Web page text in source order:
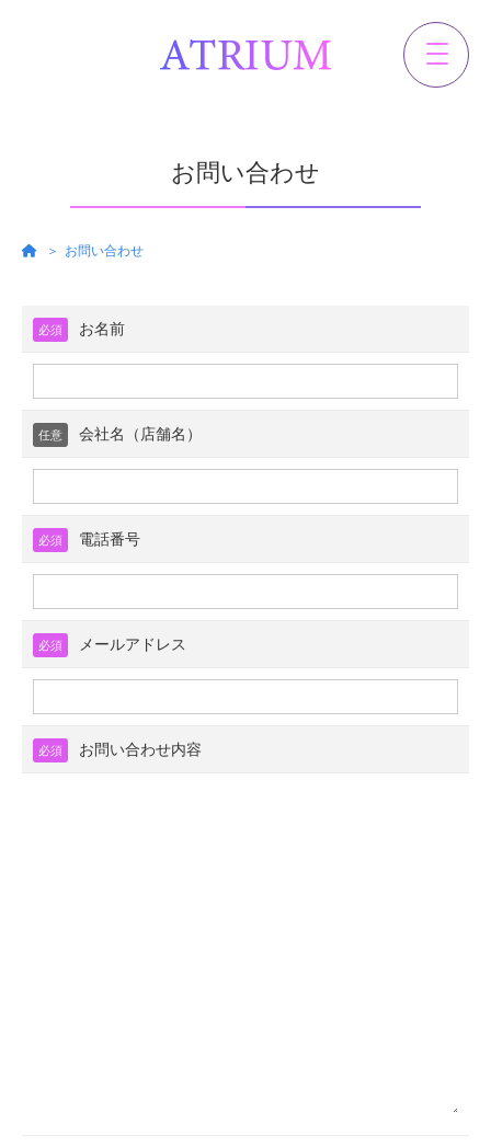
お問い合わせ
お問い合わせ
必須 お名前
任意 会社名（店舗名）
必須 電話番号
必須 メールアドレス
必須 お問い合わせ内容